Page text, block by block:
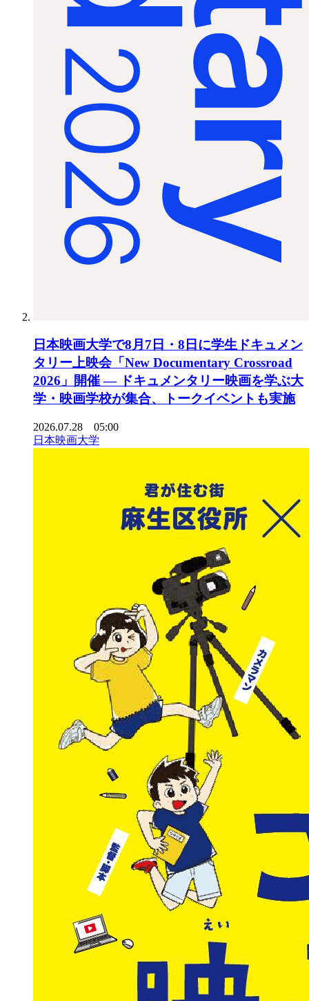
日本映画大学で8月7日・8日に学生ドキュメン
タリー上映会「New Documentary Crossroad
2026」開催 ― ドキュメンタリー映画を学ぶ大
学・映画学校が集合、トークイベントも実施
2026.07.28 05:00
日本映画大学